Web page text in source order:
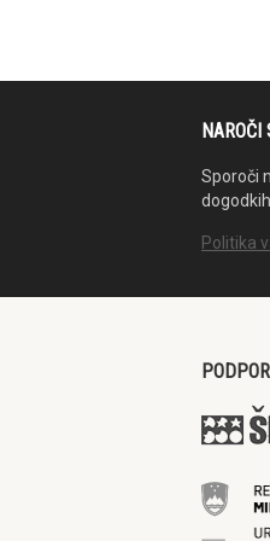
NAROČI
Sporoči
dogodkih.
Politika